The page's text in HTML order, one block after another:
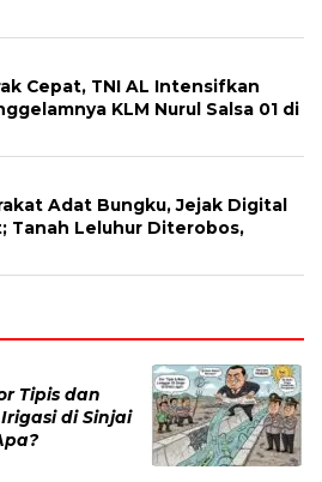
Cepat, TNI AL Intensifkan
KLM Nurul Salsa 01 di
Adat Bungku, Jejak Digital
Tanah Leluhur Diterobos,
Tipis dan
di Sinjai